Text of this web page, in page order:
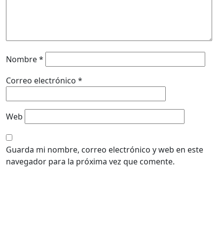
Nombre*
Correo electrónico *
Web
Guarda mi nombre, correo electrónico y web en este
navegador para la próxima vez que comente.